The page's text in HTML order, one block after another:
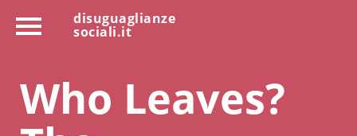
disuguaglianze
sociali.it
Who Leaves?